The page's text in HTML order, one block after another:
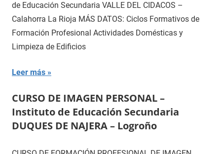
de Educación Secundaria VALLE DEL CIDACOS –
Calahorra La Rioja MÁS DATOS: Ciclos Formativos de
Formación Profesional Actividades Domésticas y
Limpieza de Edificios
Leer más
CURSO DE IMAGEN PERSONAL –
Instituto de Educación Secundaria
DUQUES DE NAJERA – Logroño